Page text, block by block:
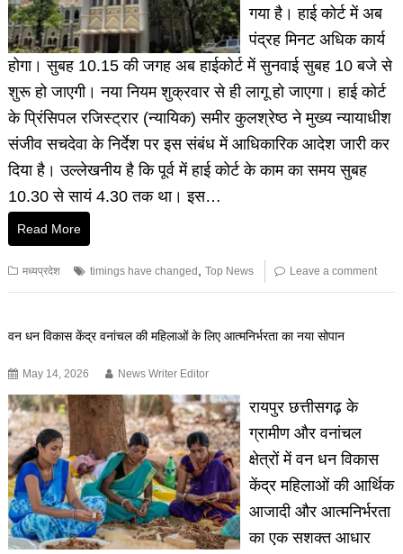
गया है। हाई कोर्ट में अब
पंद्रह मिनट अधिक कार्य
होगा। सुबह 10.15 की जगह अब हाईकोर्ट में सुनवाई सुबह 10 बजे से
शुरू हो जाएगी। नया नियम शुक्रवार से ही लागू हो जाएगा। हाई कोर्ट
के प्रिंसिपल रजिस्ट्रार (न्यायिक) समीर कुलश्रेष्ठ ने मुख्य न्यायाधीश
संजीव सचदेवा के निर्देश पर इस संबंध में आधिकारिक आदेश जारी कर
दिया है। उल्लेखनीय है कि पूर्व में हाई कोर्ट के काम का समय सुबह
10.30 से सायं 4.30 तक था। इस…
Read More
मध्यप्रदेश timings have changed ,Top News Leave a comment
वन धन विकास केंद्र वनांचल की महिलाओं के लिए आत्मनिर्भरता का नया सोपान
May 14, 2026 News Writer Editor
रायपुर छत्तीसगढ़ के
ग्रामीण और वनांचल
क्षेत्रों में वन धन विकास
केंद्र महिलाओं की आर्थिक
आजादी और आत्मनिर्भरता
का एक सशक्त आधार